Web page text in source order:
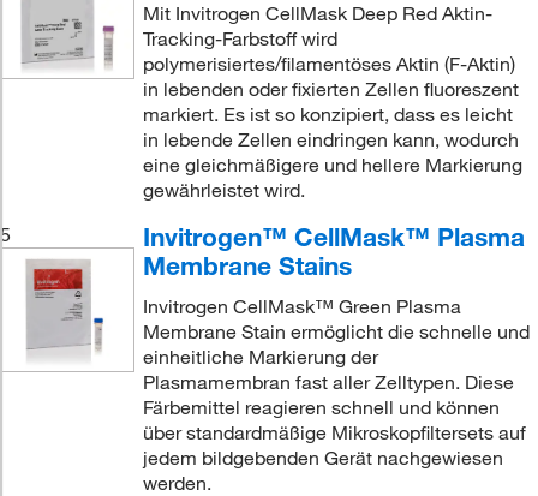
Mit Invitrogen CellMask Deep Red Aktin-
Tracking-Farbstoff wird
polymerisiertes/filamentöses Aktin (F-Aktin)
in lebenden oder fixierten Zellen fluoreszent
markiert. Es ist so konzipiert, dass es leicht
in lebende Zellen eindringen kann, wodurch
eine gleichmäßigere und hellere Markierung
gewährleistet wird.
5
Invitrogen™ CellMask™ Plasma
Membrane Stains
Invitrogen CellMask™ Green Plasma
Membrane Stain ermöglicht die schnelle und
einheitliche Markierung der
Plasmamembran fast aller Zelltypen. Diese
Färbemittel reagieren schnell und können
über standardmäßige Mikroskopfiltersets auf
jedem bildgebenden Gerät nachgewiesen
werden.